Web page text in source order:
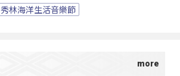
秀林海洋生活音樂節